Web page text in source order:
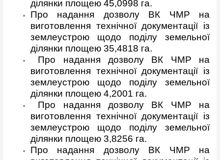
ділянки площею 45,0998 га.
Про надання дозволу ВК ЧМР на
виготовлення технічної документації із
землеустрою щодо поділу земельної
ділянки площею 35,4818 га.
Про надання дозволу ВК ЧМР на
виготовлення технічної документації із
землеустрою щодо поділу земельної
ділянки площею 4,2001 га.
Про надання дозволу ВК ЧМР на
виготовлення технічної документації із
землеустрою щодо поділу земельної
ділянки площею 3,8256 га.
Про надання дозволу ВК ЧМР на